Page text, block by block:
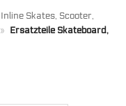
Inline Skates, Scooter,
» Ersatzteile Skateboard,